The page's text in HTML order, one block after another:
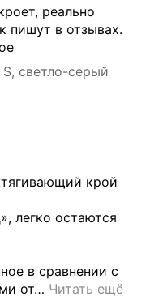
реально
пишут в отзывах.
светло-серый
крой
легко остаются
в сравнении с
от… Читать ещё